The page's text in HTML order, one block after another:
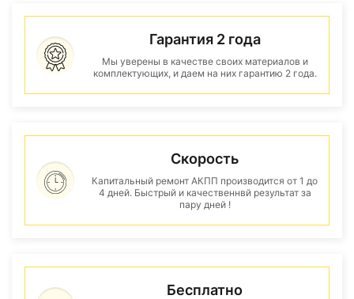
Гарантия 2 года
Мы уверены в качестве своих материалов и
комплектующих, и даем на них гарантию 2 года.
Скорость
Капитальный ремонт АКПП производится от 1 до
4 дней. Быстрый и качественнвй результат за
пару дней !
Бесплатно